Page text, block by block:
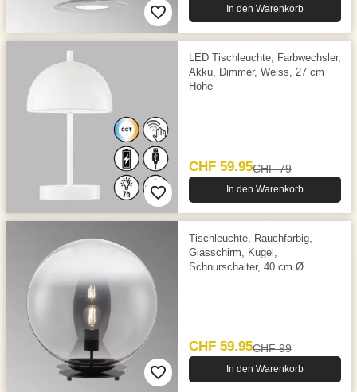
In den Warenkorb
LED Tischleuchte, Farbwechsler,
Akku, Dimmer, Weiss, 27 cm
Höhe
CHF 59.95CHF 79
In den Warenkorb
Tischleuchte, Rauchfarbig,
Glasschirm, Kugel,
Schnurschalter, 40 cm Ø
CHF 59.95CHF 99
In den Warenkorb